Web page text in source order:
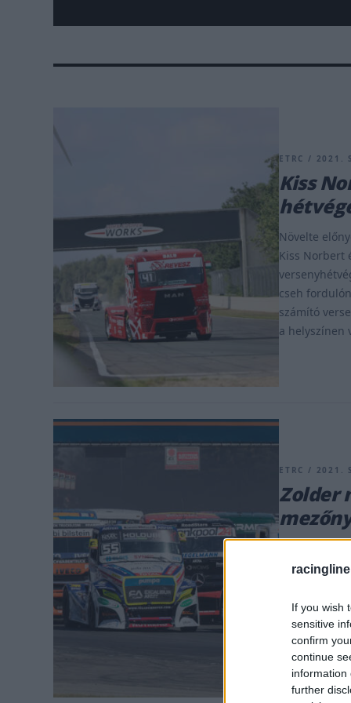
If you wish
sensitive
confirm
continue
information
further
ETRC / 2021.
Kiss
Növelte
Kiss Norbert
cseh
számító
a helyszínen
ETRC / 2021.
Zolder
hétvégén
szériában.
a bajnoki
helyen álló